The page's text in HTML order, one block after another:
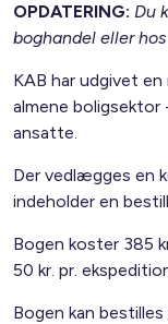
OPDATERING: Du
boghandel eller
KAB har udgivet
almene
ansatte.
Der vedlægges en
indeholder en
Bogen koster 385
50 kr. pr.
Bogen kan